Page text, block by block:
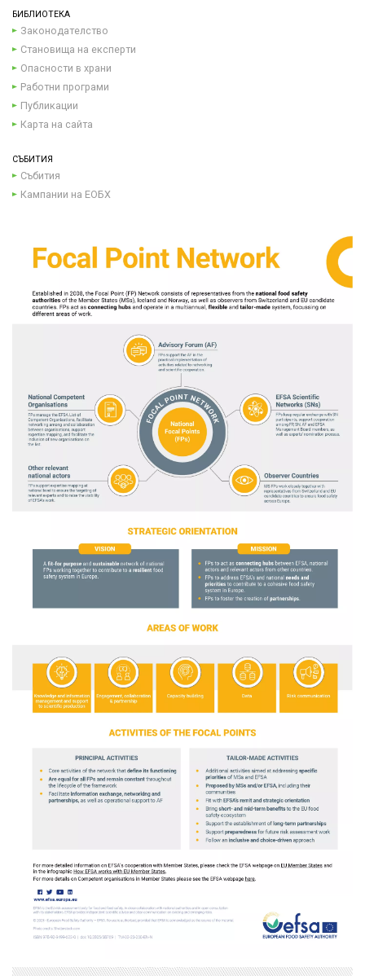
БИБЛИОТЕКА
Законодателство
Становища на експерти
Опасности в храни
Работни програми
Публикации
Карта на сайта
СЪБИТИЯ
Събития
Кампании на ЕОБХ